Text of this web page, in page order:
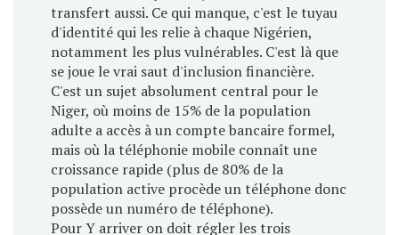
transfert aussi. Ce qui manque, c'est le tuyau
d'identité qui les relie à chaque Nigérien,
notamment les plus vulnérables. C'est là que
se joue le vrai saut d'inclusion financière.
C'est un sujet absolument central pour le
Niger, où moins de 15% de la population
adulte a accès à un compte bancaire formel,
mais où la téléphonie mobile connaît une
croissance rapide (plus de 80% de la
population active procède un téléphone donc
possède un numéro de téléphone).
Pour Y arriver on doit régler les trois